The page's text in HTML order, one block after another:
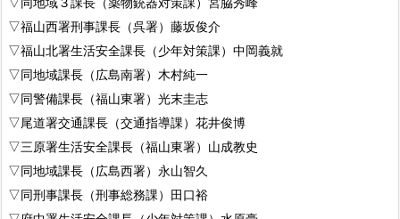
▽福山西署刑事課長（呉署）藤坂俊介
▽福山北署生活安全課長（少年対策課）中岡義就
▽同地域課長（広島南署）木村純一
▽同警備課長（福山東署）光末圭志
▽尾道署交通課長（交通指導課）花井俊博
▽三原署生活安全課長（福山東署）山成教史
▽同地域課長（広島西署）永山智久
▽同刑事課長（刑事総務課）田口裕